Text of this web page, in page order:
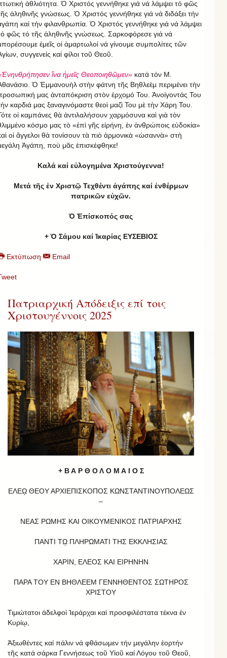
ἀθλιότητα. Ὁ Χριστός γεννήθηκε γιά νά λάμψει τό φῶς
ἀληθινῆς γνώσεως. Ὁ Χριστός γεννήθηκε γιά νά διδάξει τήν
καί τήν φιλανθρωπία. Ὁ Χριστός γεννήθηκε γιά νά λάμψει
φῶς τό τῆς ἀληθινῆς γνώσεως. Σαρκοφόρεσε γιά νά
ἑμεῖς οἱ ἁμαρτωλοί νά γίνουμε συμπολίτες τῶν
συγγενείς καί φίλοι τοῦ Θεοῦ.
ἵνα ἡμεῖς Θεοποιηθῶμεν» κατά τόν Μ.
Ὁ Ἐμμανουὴλ στὴν φάτνη τῆς Βηθλεὲμ περιμένει τὴν
μας ἀνταπόκριση στὸν ἐρχομό Του. Ἀνοίγοντάς Του
καρδιά μας ξαναγινόμαστε θεοὶ μαζὶ Του μὲ τὴν Χάρη Του.
οἱ καμπάνες θὰ ἀντιλαλήσουν χαρμόσυνα καὶ γιὰ τὸν
κόσμο μας τὸ «ἐπὶ γῆς εἰρήνη, ἐν ἀνθρώποις εὐδοκία»
οἱ ἄγγελοι θὰ τονίσουν τὰ πιὸ ἁρμονικὰ «ὡσαννὰ» στὴ
Ἀγάπη, ποὺ μᾶς ἐπισκέφθηκε!
Καλά καί εὐλογημένα Χριστούγεννα!
Μετά τῆς ἐν Χριστῷ Τεχθέντι ἀγάπης καί ἐνθέρμων
πατρικῶν εὐχῶν.
Ὁ Ἐπίσκοπός σας
+ Ὁ Σάμου καί Ἰκαρίας ΕΥΣΕΒΙΟΣ
Εκτύπωση Email
Πατριαρχική Απόδειξις επί τοις
Χριστουγέννοις 2025
+ Β Α Ρ Θ Ο Λ Ο Μ Α Ι Ο Σ
ΕΛΕῼ ΘΕΟΥ ΑΡΧΙΕΠΙΣΚΟΠΟΣ ΚΩΝΣΤΑΝΤΙΝΟΥΠΟΛΕΩΣ
–
ΝΕΑΣ ΡΩΜΗΣ ΚΑΙ ΟΙΚΟΥΜΕΝΙΚΟΣ ΠΑΤΡΙΑΡΧΗΣ
ΠΑΝΤΙ Τῼ ΠΛΗΡΩΜΑΤΙ ΤΗΣ ΕΚΚΛΗΣΙΑΣ
ΧΑΡΙΝ, ΕΛΕΟΣ ΚΑΙ ΕΙΡΗΝΗΝ
ΠΑΡΑ ΤΟΥ ΕΝ ΒΗΘΛΕΕΜ ΓΕΝΝΗΘΕΝΤΟΣ ΣΩΤΗΡΟΣ
ΧΡΙΣΤΟΥ
Τιμιώτατοι ἀδελφοί Ἱεράρχαι καί προσφιλέστατα τέκνα ἐν
Κυρίῳ,
Ἀξιωθέντες καί πάλιν νά φθάσωμεν τήν μεγάλην ἑορτήν
τῆς κατά σάρκα Γεννήσεως τοῦ Υἱοῦ καί Λόγου τοῦ Θεοῦ,